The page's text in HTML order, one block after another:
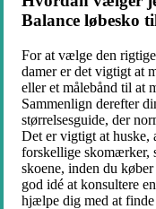
Balance løbesko
For at vælge den
damer er det vigtigt at
eller et målebånd til at
Sammenlign derefter
størrelsesguide, der
Det er vigtigt at huske,
forskellige skomærker,
skoene, inden du
god idé at konsultere
hjælpe dig med at finde